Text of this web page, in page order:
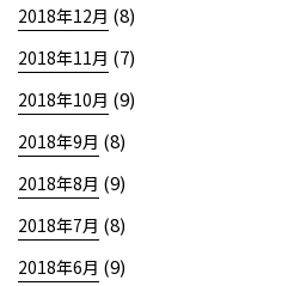
2018年12月 (8)
2018年11月 (7)
2018年10月 (9)
2018年9月 (8)
2018年8月 (9)
2018年7月 (8)
2018年6月 (9)